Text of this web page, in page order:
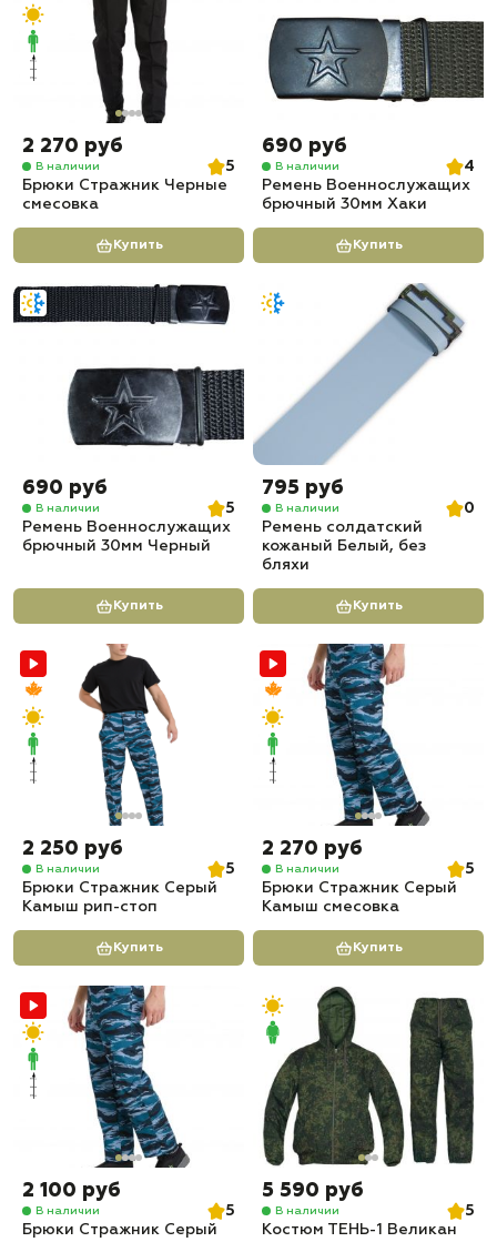
2 270 руб
В наличии
5
Брюки Стражник Черные
смесовка
Купить
690 руб
В наличии
4
Ремень Военнослужащих
брючный 30мм Хаки
Купить
690 руб
В наличии
5
Ремень Военнослужащих
брючный 30мм Черный
Купить
795 руб
В наличии
0
Ремень солдатский
кожаный Белый, без
бляхи
Купить
2 250 руб
В наличии
5
Брюки Стражник Серый
Камыш рип-стоп
Купить
2 270 руб
В наличии
5
Брюки Стражник Серый
Камыш смесовка
Купить
2 100 руб
В наличии
5
Брюки Стражник Серый
5 590 руб
В наличии
5
Костюм ТЕНЬ-1 Великан